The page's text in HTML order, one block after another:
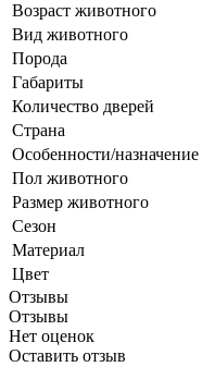
Возраст животного
Вид животного
Порода
Габариты
Количество дверей
Страна
Особенности/назначение
Пол животного
Размер животного
Сезон
Материал
Цвет
Отзывы
Отзывы
Нет оценок
Оставить отзыв